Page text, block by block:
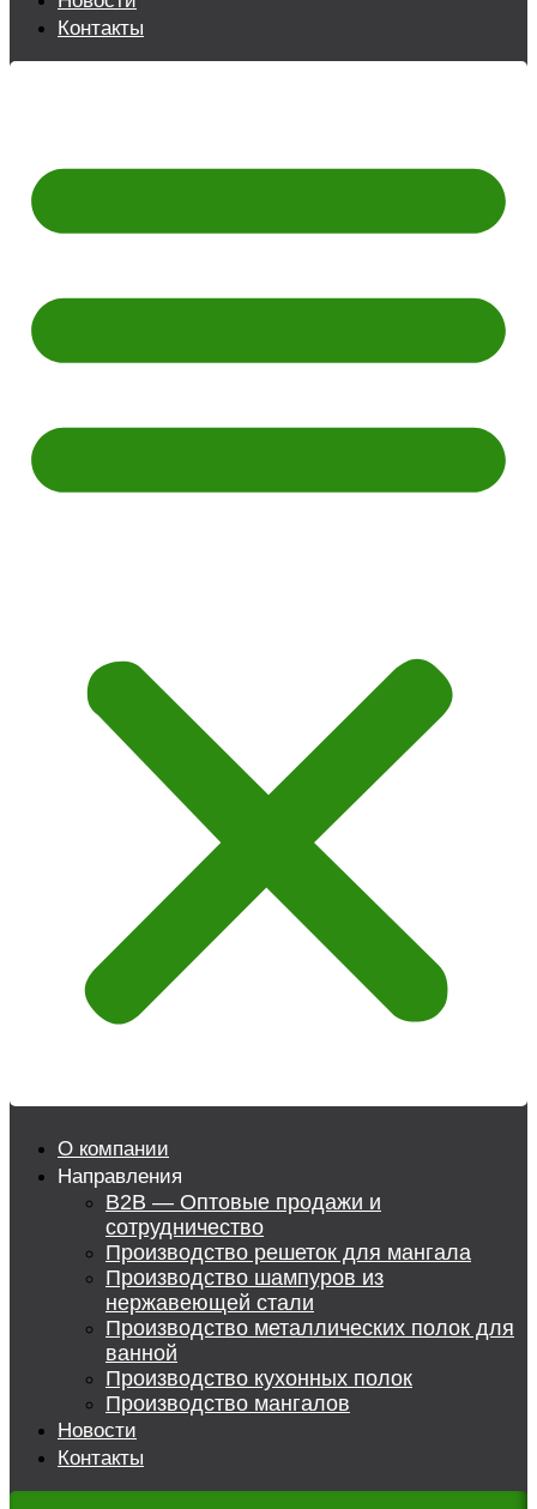
Контакты
О компании
Направления
B2B — Оптовые продажи и
сотрудничество
Производство решеток для мангала
Производство шампуров из
нержавеющей стали
Производство металлических полок для
ванной
Производство кухонных полок
Производство мангалов
Новости
Контакты